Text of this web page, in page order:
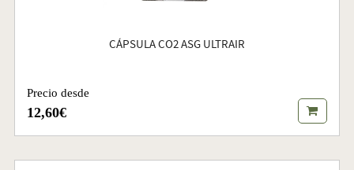
CÁPSULA CO2 ASG ULTRAIR
Precio desde
12,60€